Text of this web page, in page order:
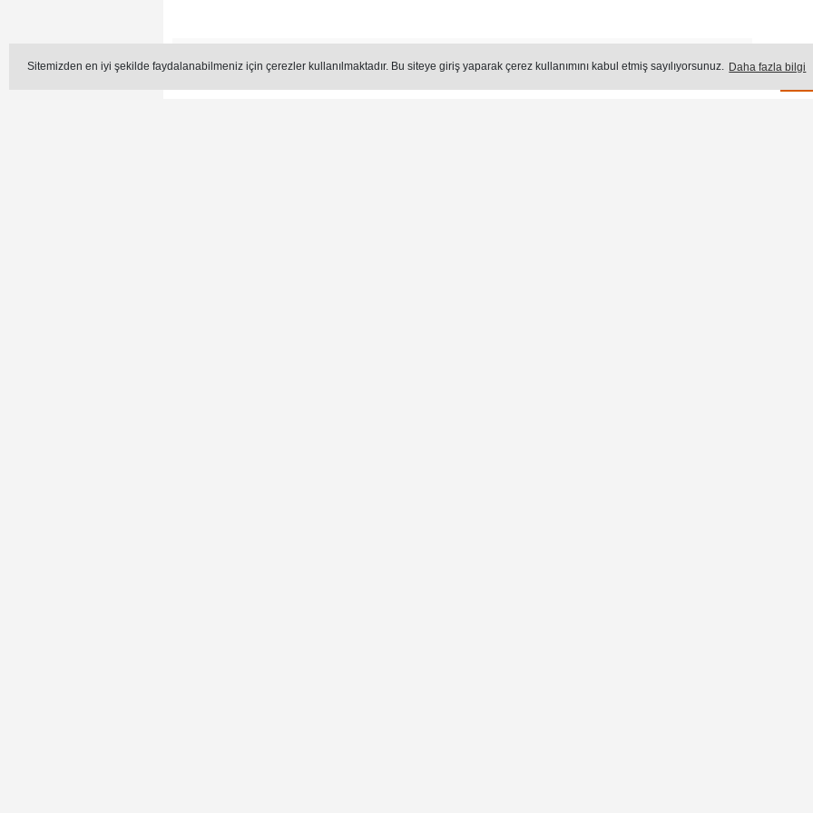
Sitemizden en iyi şekilde faydalanabilmeniz için çerezler kullanılmaktadır. Bu siteye giriş yaparak çerez kullanımını kabul etmiş sayılıyorsunuz. Daha fazla bilgi